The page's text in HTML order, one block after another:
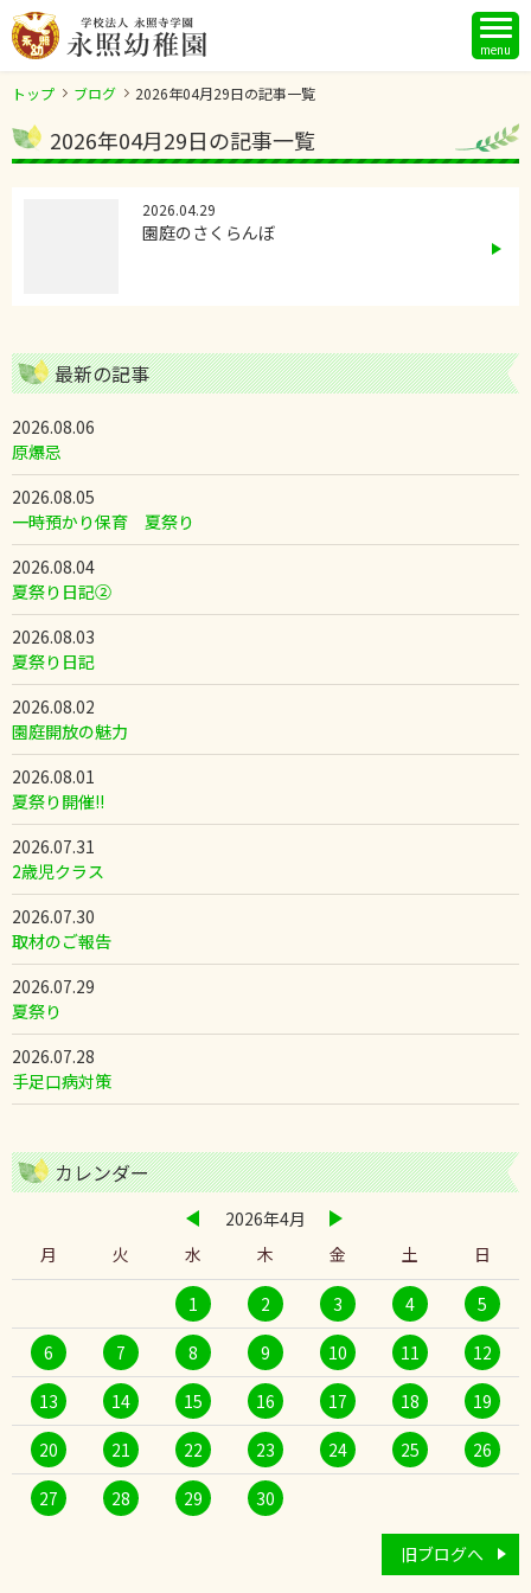
menu
トップ ブログ 2026年04月29日の記事一覧
2026年04月29日の記事一覧
2026.04.29
園庭のさくらんぼ
最新の記事
2026.08.06
原爆忌
2026.08.05
一時預かり保育 夏祭り
2026.08.04
夏祭り日記②
2026.08.03
夏祭り日記
2026.08.02
園庭開放の魅力
2026.08.01
夏祭り開催!!
2026.07.31
2歳児クラス
2026.07.30
取材のご報告
2026.07.29
夏祭り
2026.07.28
手足口病対策
カレンダー
2026年4月
月
火 水 木 金 土 日
1 2 3 4 5
6 7 8 9 10 11 12
13 14 15 16 17 18 19
20 21 22 23 24 25 26
27 28 29 30
旧ブログへ